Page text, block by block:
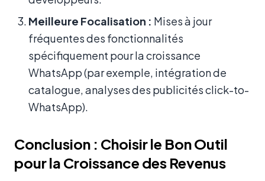
Meilleure Focalisation : Mises à jour
fréquentes des fonctionnalités
spécifiquement pour la croissance
WhatsApp (par exemple, intégration de
catalogue, analyses des publicités click-to-
WhatsApp).
Conclusion : Choisir le Bon Outil
pour la Croissance des Revenus